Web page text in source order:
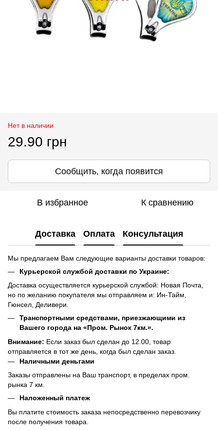
Нет в наличии
29.90 грн
Сообщить, когда появится
В избранное К сравнению
Доставка Оплата Консультация
Мы предлагаем Вам следующие варианты доставки товаров:
Курьерской службой доставки по Украине:
Доставка осуществляется курьерской службой: Новая Почта,
но по желанию покупателя мы отправляем и: Ин-Тайм,
Гюнсел, Деливери.
Транспортными средствами, приезжающими из
Вашего города на «Пром. Рынок 7км.».
Внимание: Если заказ был сделан до 12.00, товар
отправляется в тот же день, когда был сделан заказ.
Наличными деньгами
Заказы отправлены на Ваш транспорт, в пределах пром.
рынка 7 км.
Наложенный платеж
Вы платите стоимость заказа непосредственно перевозчику
после получения товара.